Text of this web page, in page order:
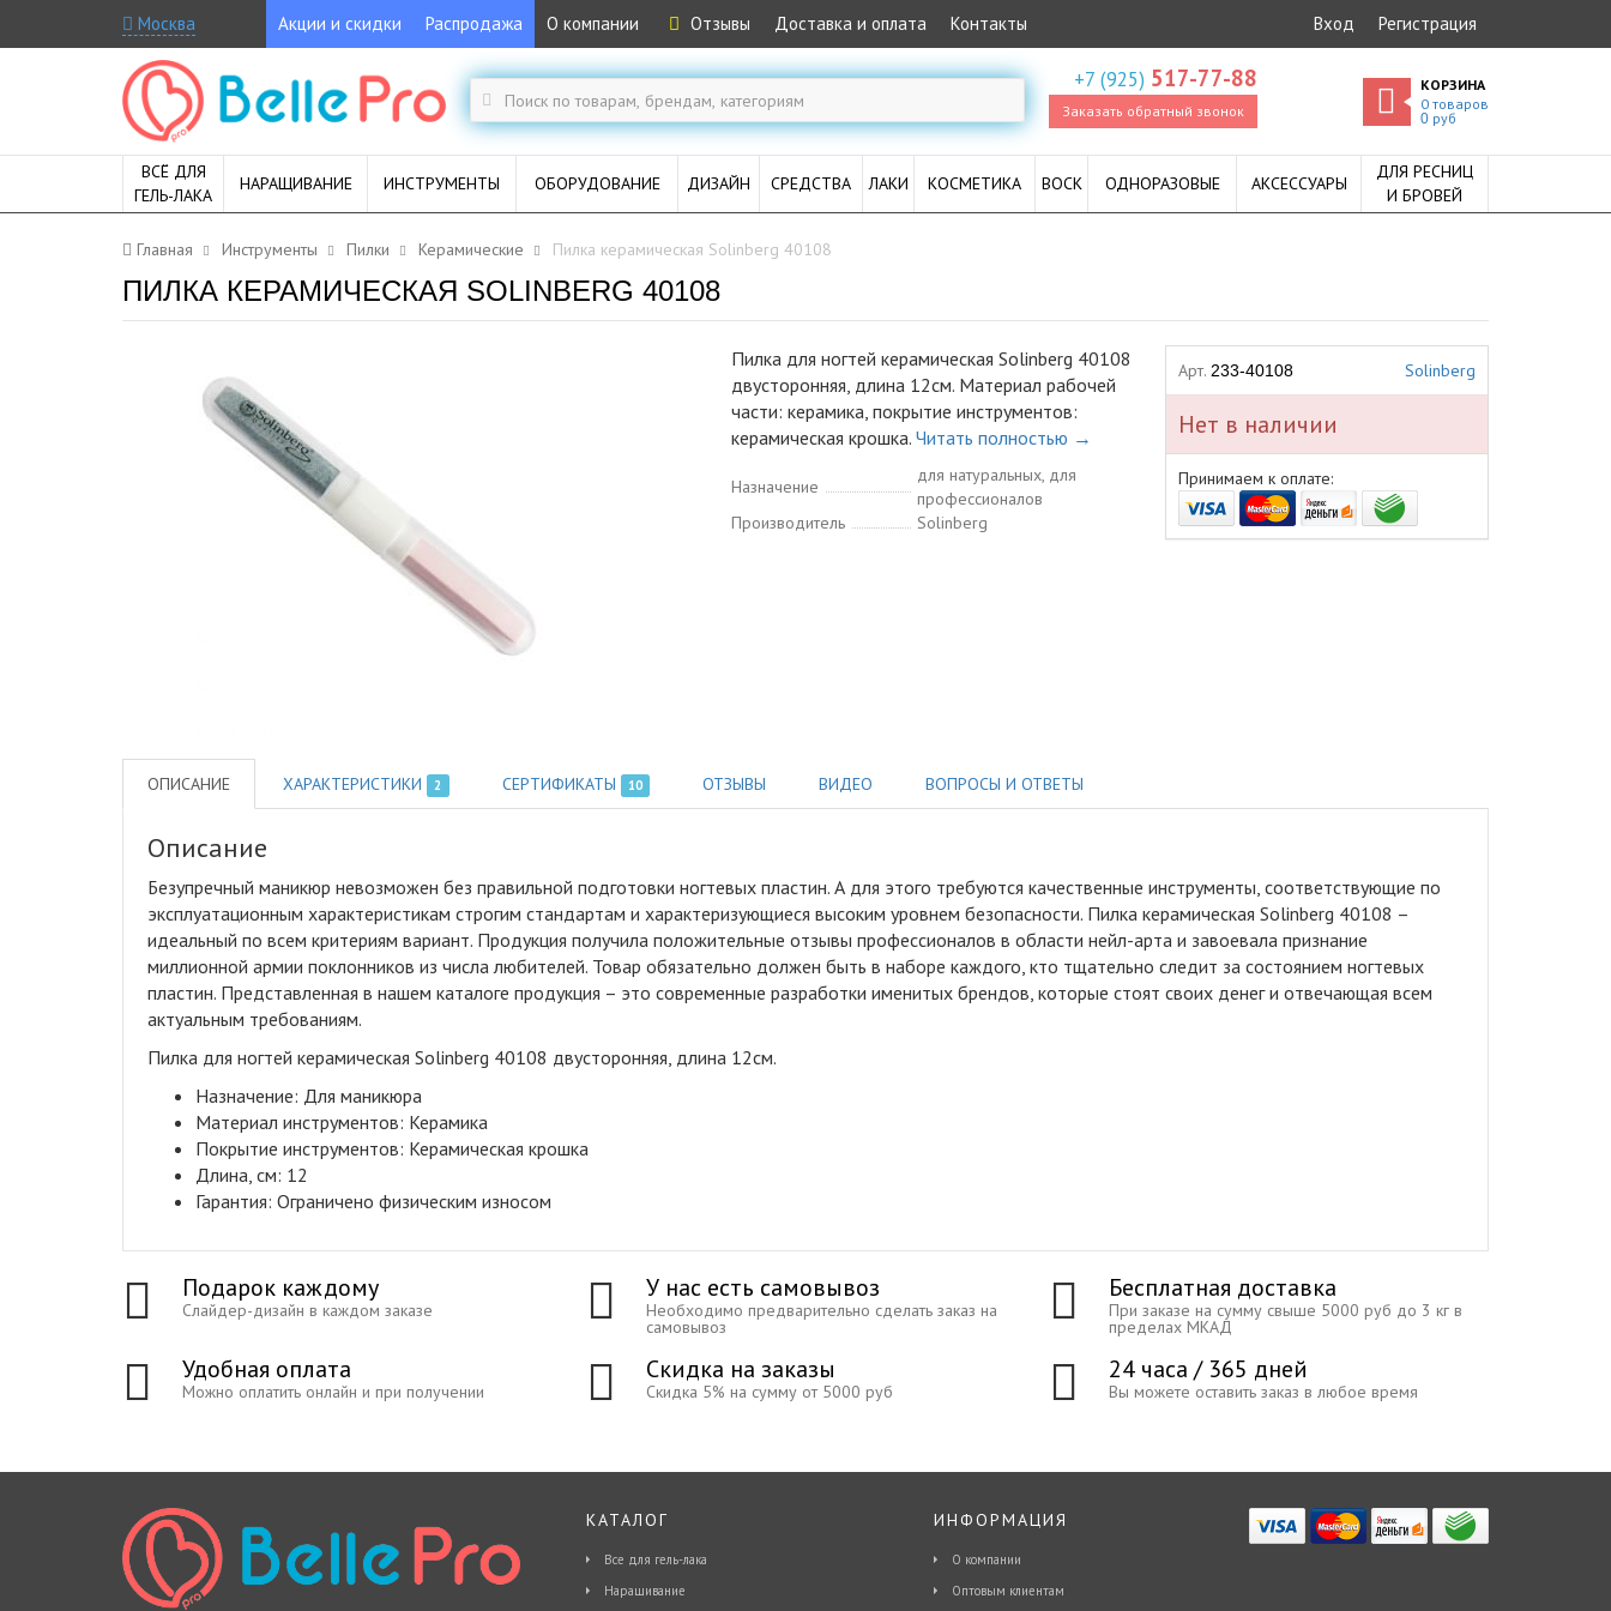
Москва Акции и скидки Распродажа О компании Отзывы Доставка и оплата Контакты Вход Регистрация
+7 (925) 517-77-88
Заказать обратный звонок
КОРЗИНА
0 товаров
0руб
ВСЁ ДЛЯ
ГЕЛЬ-ЛАКА
НАРАЩИВАНИЕ ИНСТРУМЕНТЫ ОБОРУДОВАНИЕ ДИЗАЙН СРЕДСТВА ЛАКИ КОСМЕТИКА ВОСК ОДНОРАЗОВЫЕ АКСЕССУАРЫ
ДЛЯ РЕСНИЦ
И БРОВЕЙ
Главная Инструменты Пилки Керамические Пилка керамическая Solinberg 40108
ПИЛКА КЕРАМИЧЕСКАЯ SOLINBERG 40108
Пилка для ногтей керамическая Solinberg 40108
двусторонняя, длина 12см. Материал рабочей
части: керамика, покрытие инструментов:
керамическая крошка. Читать полностью →
Назначение
для натуральных, для
профессионалов
Производитель
Solinberg
Арт. 233-40108 Solinberg
Нет в наличии
Принимаем к оплате:
ОПИСАНИЕ ХАРАКТЕРИСТИКИ 2 СЕРТИФИКАТЫ 10 ОТЗЫВЫ ВИДЕО ВОПРОСЫ И ОТВЕТЫ
Описание
Безупречный маникюр невозможен без правильной подготовки ногтевых пластин. А для этого требуются качественные инструменты, соответствующие по
эксплуатационным характеристикам строгим стандартам и характеризующиеся высоким уровнем безопасности. Пилка керамическая Solinberg 40108 –
идеальный по всем критериям вариант. Продукция получила положительные отзывы профессионалов в области нейл-арта и завоевала признание
миллионной армии поклонников из числа любителей. Товар обязательно должен быть в наборе каждого, кто тщательно следит за состоянием ногтевых
пластин. Представленная в нашем каталоге продукция – это современные разработки именитых брендов, которые стоят своих денег и отвечающая всем
актуальным требованиям.
Пилка для ногтей керамическая Solinberg 40108 двусторонняя, длина 12см.
Назначение: Для маникюра
Материал инструментов: Керамика
Покрытие инструментов: Керамическая крошка
Длина, см: 12
Гарантия: Ограничено физическим износом
Подарок каждому
Слайдер-дизайн в каждом заказе
У нас есть самовывоз
Необходимо предварительно сделать заказ на
самовывоз
Бесплатная доставка
При заказе на сумму свыше 5000 руб до 3 кг в
пределах МКАД
Удобная оплата
Можно оплатить онлайн и при получении
Скидка на заказы
Скидка 5% на сумму от 5000 руб
24 часа / 365 дней
Вы можете оставить заказ в любое время
КАТАЛОГ
Все для гель-лака
Наращивание
ИНФОРМАЦИЯ
О компании
Оптовым клиентам